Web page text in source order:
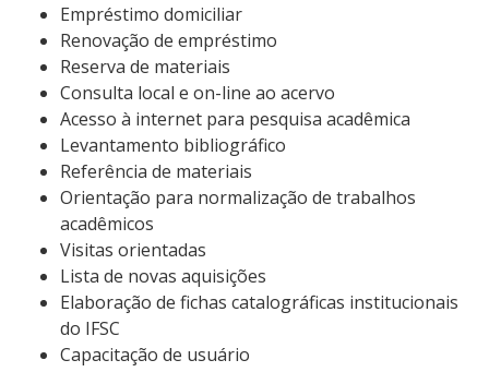
Empréstimo domiciliar
Renovação de empréstimo
Reserva de materiais
Consulta local e on-line ao acervo
Acesso à internet para pesquisa acadêmica
Levantamento bibliográfico
Referência de materiais
Orientação para normalização de trabalhos
acadêmicos
Visitas orientadas
Lista de novas aquisições
Elaboração de fichas catalográficas institucionais
do IFSC
Capacitação de usuário